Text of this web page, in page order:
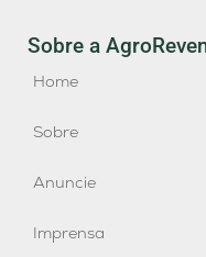
Sobre a
Home
Sobre
Anuncie
Imprensa